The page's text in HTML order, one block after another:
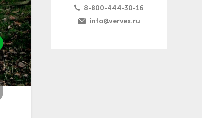
8-800-444-30-16
info@vervex.ru